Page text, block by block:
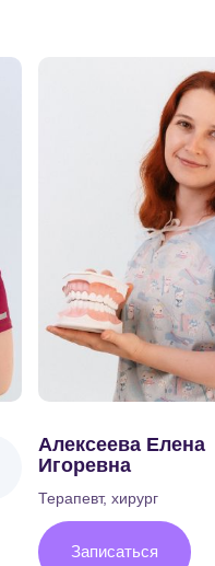
Алексеева Елена
Игоревна
Терапевт, хирург
Записаться